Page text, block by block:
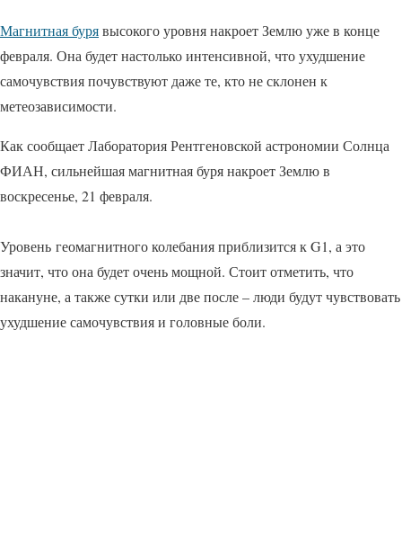
Магнитная бурявысокого уровня накроет Землю уже в конце
февраля. Она будет настолько интенсивной, что ухудшение
самочувствия почувствуют даже те, кто не склонен к
метеозависимости.
Как сообщает Лаборатория Рентгеновской астрономии Солнца
ФИАН, сильнейшая магнитная буря накроет Землю в
воскресенье, 21 февраля.
Уровень геомагнитного колебания приблизится к G1, а это
значит, что она будет очень мощной. Стоит отметить, что
накануне, а также сутки или две после – люди будут чувствовать
ухудшение самочувствия и головные боли.